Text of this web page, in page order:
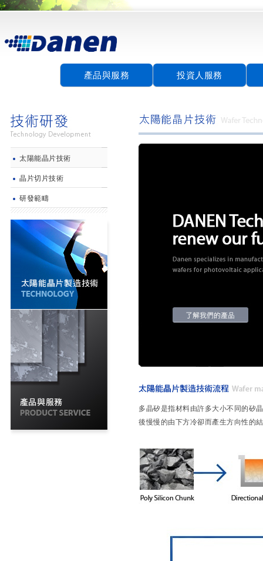
產品與服務 投資人服務
太陽能晶片技術
晶片切片技術
研發範疇
多晶矽是指材料由許多大小不同的矽
後慢慢的由下方冷卻而產生方向性的